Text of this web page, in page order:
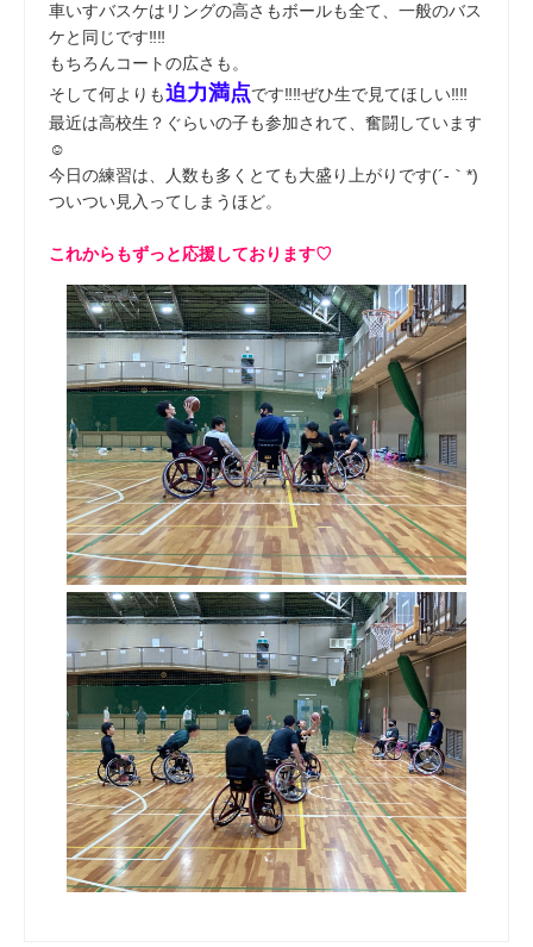
車いすバスケはリングの高さもボールも全て、一般のバス
ケと同じです‼‼
もちろんコートの広さも。
そして何よりも迫力満点です‼‼ぜひ生で見てほしい‼‼
最近は高校生？ぐらいの子も参加されて、奮闘しています
☺
今日の練習は、人数も多くとても大盛り上がりです(´-｀*)
ついつい見入ってしまうほど。
これからもずっと応援しております♡